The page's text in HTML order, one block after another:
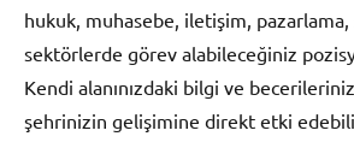
hukuk, muhasebe, iletişim, pazarlama,
sektörlerde görev alabileceğiniz
Kendi alanınızdaki bilgi ve
şehrinizin gelişimine direkt etki